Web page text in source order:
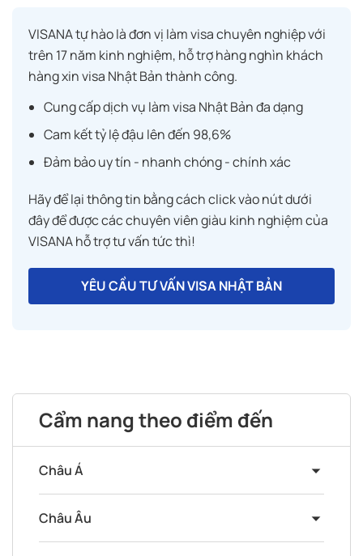
VISANA tự hào là đơn vị làm visa chuyên nghiệp với
trên 17 năm kinh nghiệm, hỗ trợ hàng nghìn khách
hàng xin visa Nhật Bản thành công.
Cung cấp dịch vụ làm visa Nhật Bản đa dạng
Cam kết tỷ lệ đậu lên đến 98,6%
Đảm bảo uy tín - nhanh chóng - chính xác
Hãy để lại thông tin bằng cách click vào nút dưới
đây để được các chuyên viên giàu kinh nghiệm của
VISANA hỗ trợ tư vấn tức thì!
YÊU CẦU TƯ VẤN VISA NHẬT BẢN
Cẩm nang theo điểm đến
Châu Á
Châu Âu